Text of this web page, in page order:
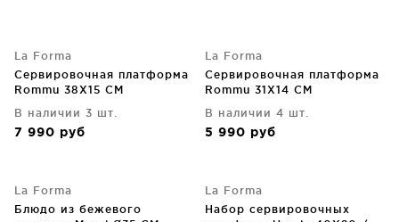
La Forma
Сервировочная платформа
Rommu 38X15 CM
В наличии 3 шт.
7 990 руб
La Forma
Сервировочная платформа
Rommu 31X14 CM
В наличии 4 шт.
5 990 руб
La Forma
Блюдо из бежевого
La Forma
Набор сервировочных